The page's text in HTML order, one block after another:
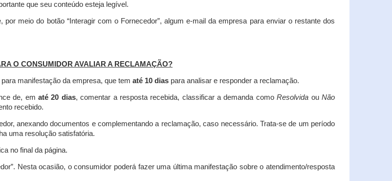
que seu conteúdo esteja legível.
meio do botão “Interagir com o Fornecedor”, algum e-mail da empresa para enviar o restante dos
O CONSUMIDOR AVALIAR A RECLAMAÇÃO?
manifestação da empresa, que tem até 10 dias para analisar e responder a reclamação.
de, em até 20 dias, comentar a resposta recebida, classificar a demanda comoResolvida ouNão
recebido.
anexando documentos e complementando a reclamação, caso necessário. Trata-se de um período
uma resolução satisfatória.
no final da página.
Nesta ocasião, o consumidor poderá fazer uma última manifestação sobre o atendimento/resposta